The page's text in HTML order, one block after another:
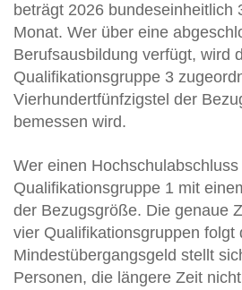
beträgt 2026 bundeseinheitlich
Monat. Wer über eine
Berufsausbildung verfügt, wird
Qualifikationsgruppe 3
Vierhundertfünfzigstel der
bemessen wird.
Wer einen
Qualifikationsgruppe 1 mit
der Bezugsgröße. Die genaue
vier Qualifikationsgruppen folgt
Mindestübergangsgeld stellt
Personen, die längere Zeit